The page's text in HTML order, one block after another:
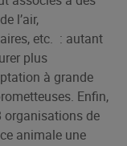
l’air,
etc. : autant
plus
à grande
Enfin,
organisations de
animale une